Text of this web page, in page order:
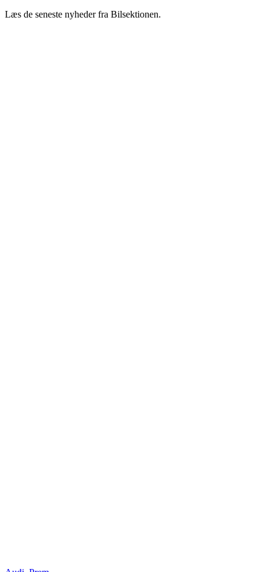
Læs de seneste nyheder fra Bilsektionen.